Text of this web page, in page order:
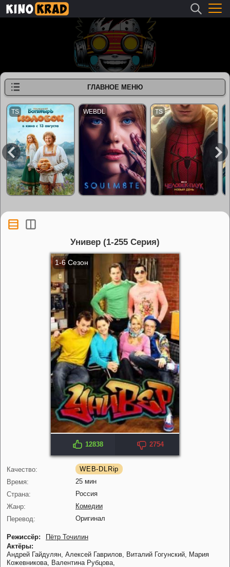
Универ (1-255 Серия)
IMDB: 5.1 KP: 5.9
12838 2754
1-6 Сезон
Качество:
WEB-DLRip
Время:
25 мин
Страна:
Россия
Жанр:
Комедии
Перевод:
Оригинал
Режиссёр:
Пётр Точилин
Актёры:
Андрей Гайдулян, Алексей Гаврилов, Виталий Гогунский, Мария
Кожевникова, Валентина Рубцова,
ГЛАВНОЕ МЕНЮ